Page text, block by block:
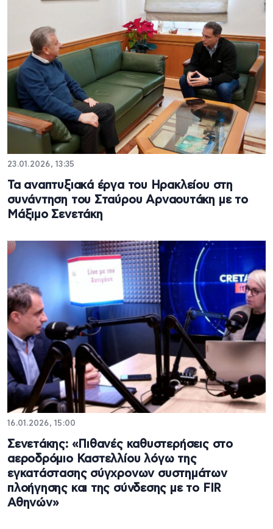
23.01.2026, 13:35
Τα αναπτυξιακά έργα του Ηρακλείου στη
συνάντηση του Σταύρου Αρναουτάκη με το
Μάξιμο Σενετάκη
16.01.2026, 15:00
Σενετάκης: «Πιθανές καθυστερήσεις στο
αεροδρόμιο Καστελλίου λόγω της
εγκατάστασης σύγχρονων συστημάτων
πλοήγησης και της σύνδεσης με το FIR
Αθηνών»